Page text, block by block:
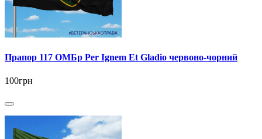
Прапор 117 ОМБр Per Ignem Et Gladio червоно-чорний
100грн